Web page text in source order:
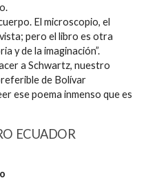
El microscopio, el
pero el libro es otra
y de la imaginación”.
a Schwartz, nuestro
de Bolívar
ese poema inmenso que es
ECUADOR